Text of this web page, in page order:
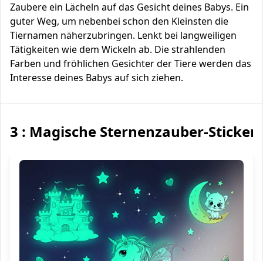
Zaubere ein Lächeln auf das Gesicht deines Babys. Ein
guter Weg, um nebenbei schon den Kleinsten die
Tiernamen näherzubringen. Lenkt bei langweiligen
Tätigkeiten wie dem Wickeln ab. Die strahlenden
Farben und fröhlichen Gesichter der Tiere werden das
Interesse deines Babys auf sich ziehen.
3 : Magische Sternenzauber-Sticker